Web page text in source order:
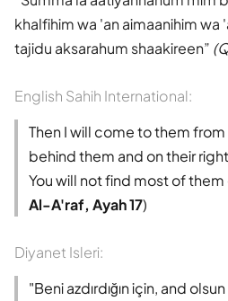
khalfihim wa 'an aimaanihim wa
tajidu aksarahum shaakireen
English Sahih International:
Then I will come to them
behind them and on their
You will not find most of
Al-A'raf, Ayah 17)
Diyanet Isleri:
"Beni azdırdığın için, and